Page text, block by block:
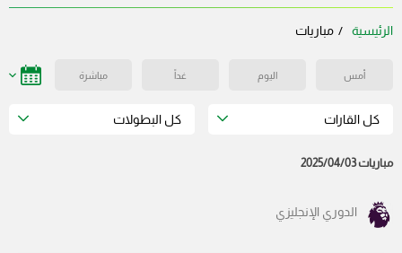
الرئيسية مباريات
أمس اليوم غداً مباشرة
كل القارات كل البطولات
مباريات 2025/04/03
الدوري الإنجليزي